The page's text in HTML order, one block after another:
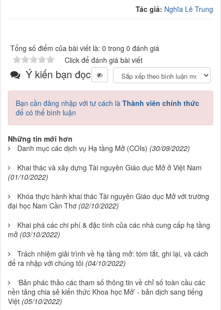
Tác giả: Nghĩa Lê Trung
Tổng số điểm của bài viết là: 0 trong 0 đánh giá
Click để đánh giá bài viết
Ý kiến bạn đọc
Bạn cần đăng nhập với tư cách là Thành viên chính thức
để có thể bình luận
Những tin mới hơn
Danh mục các dịch vụ Hạ tầng Mở (COIs) (30/09/2022)
Khai thác và xây dựng Tài nguyên Giáo dục Mở ở Việt Nam
(01/10/2022)
Khóa thực hành khai thác Tài nguyên Giáo dục Mở với trường
đại học Nam Cần Thơ (02/10/2022)
Khai phá các chi phí & đặc tính của các nhà cung cấp hạ tầng
mở (03/10/2022)
Trách nhiệm giải trình về hạ tầng mở: tóm tắt, ghi lại, và cách
để ra nhập với chúng tôi (04/10/2022)
‘Bản phác thảo các tham số thông tin về chỉ số toàn cầu các
nền tảng chia sẻ kiến thức Khoa học Mở’ - bản dịch sang tiếng
Việt (05/10/2022)